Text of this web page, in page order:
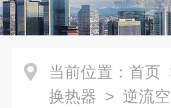
当前位置： 首页
换热器 > 逆流